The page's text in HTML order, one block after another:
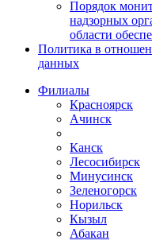
Порядок
надзорных
области
Политика в
данных
Филиалы
Красноярск
Ачинск
Канск
Лесосибирск
Минусинск
Зеленогорск
Норильск
Кызыл
Абакан